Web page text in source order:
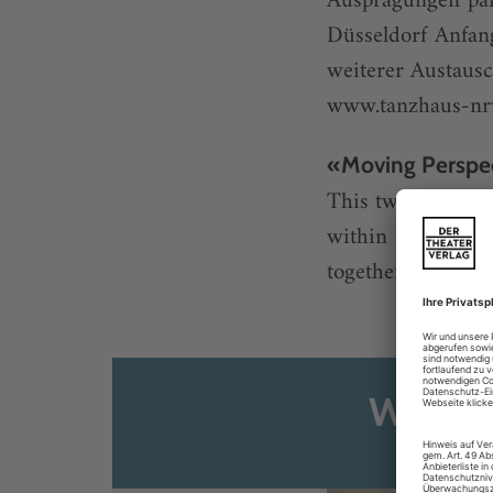
Düsseldorf
weiterer
www.tanzhaus-
«Moving
This two-day
within the
together artists